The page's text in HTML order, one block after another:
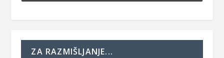
ZA RAZMIŠLJANJE...